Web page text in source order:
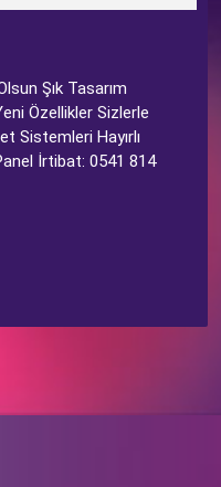
Şık Tasarım
Özellikler Sizlerle
Sistemleri Hayırlı
İrtibat: 0541 814